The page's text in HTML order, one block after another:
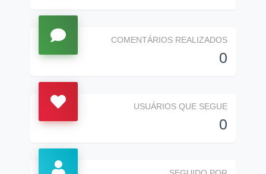
COMENTÁRIOS REALIZADOS
0
USUÁRIOS QUE SEGUE
0